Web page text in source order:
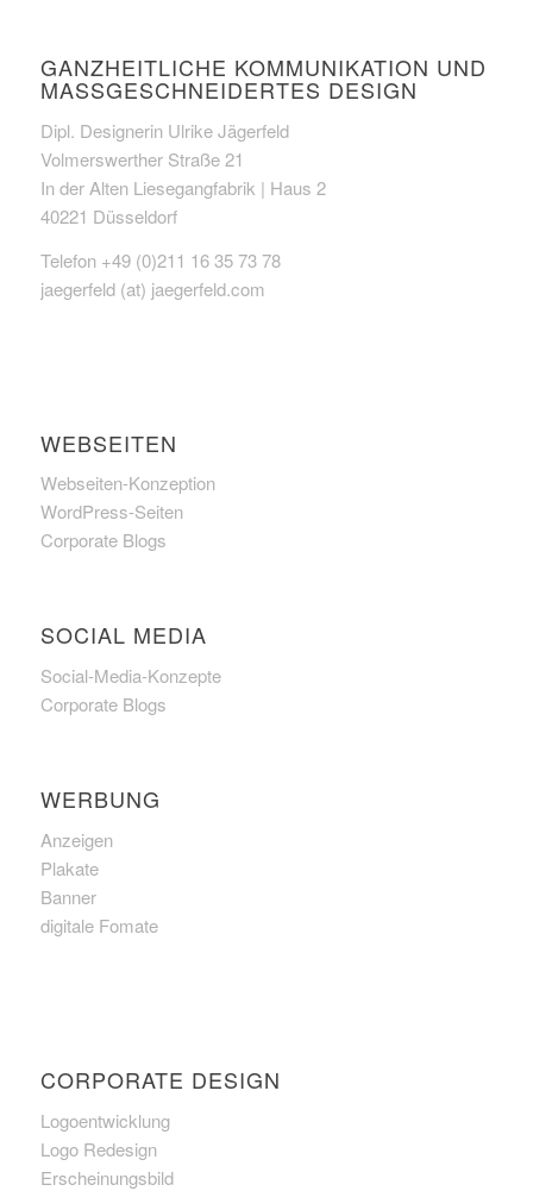
GANZHEITLICHE KOMMUNIKATION UND
MASSGESCHNEIDERTES DESIGN
Dipl. Designerin Ulrike Jägerfeld
Volmerswerther Straße 21
In der Alten Liesegangfabrik | Haus 2
40221 Düsseldorf
Telefon +49 (0)211 16 35 73 78
jaegerfeld (at) jaegerfeld.com
WEBSEITEN
Webseiten-Konzeption
WordPress-Seiten
Corporate Blogs
SOCIAL MEDIA
Social-Media-Konzepte
Corporate Blogs
WERBUNG
Anzeigen
Plakate
Banner
digitale Fomate
CORPORATE DESIGN
Logoentwicklung
Logo Redesign
Erscheinungsbild